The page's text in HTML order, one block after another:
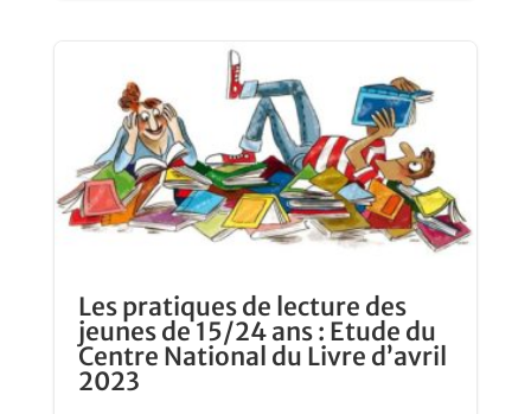
Les pratiques de lecture des
jeunes de 15/24 ans : Etude du
Centre National du Livre d’avril
2023